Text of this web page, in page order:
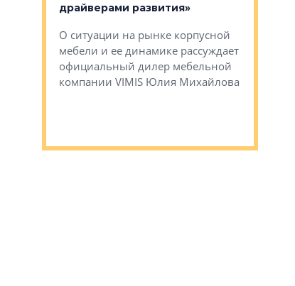
драйверами развития»
О ситуации на рынке корпусной
мебели и ее динамике рассуждает
официальный дилер мебельной
компании VIMIS Юлия Михайлова